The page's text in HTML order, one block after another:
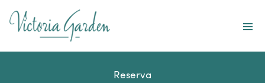
Home
Nuestros servicios
Reserva